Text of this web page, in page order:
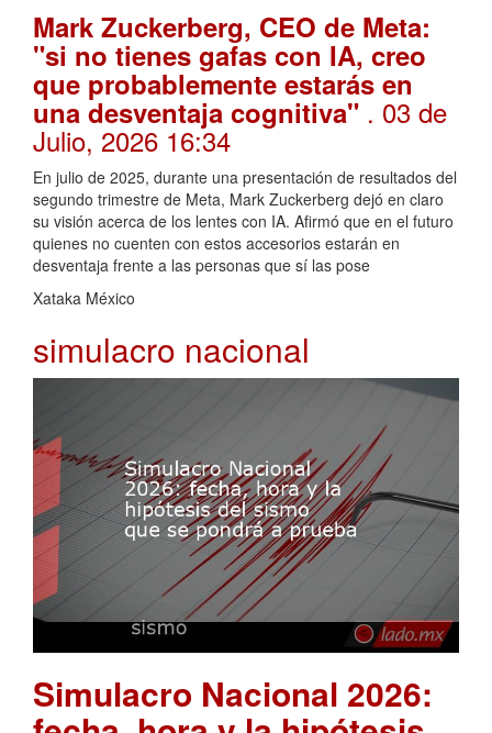
Mark Zuckerberg, CEO de Meta:
"si no tienes gafas con IA, creo
que probablemente estarás en
una desventaja cognitiva" . 03 de
Julio, 2026 16:34
En julio de 2025, durante una presentación de resultados del
segundo trimestre de Meta, Mark Zuckerberg dejó en claro
su visión acerca de los lentes con IA. Afirmó que en el futuro
quienes no cuenten con estos accesorios estarán en
desventaja frente a las personas que sí las pose
Xataka México
simulacro nacional
Simulacro Nacional 2026: